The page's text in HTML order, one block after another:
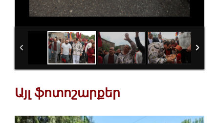
Այլ ֆոտոշարքեր